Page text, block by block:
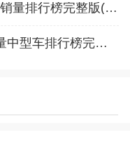
2023年9月全国国产MPV销量排行榜完整版(出口量
2025年11月全国MPV销量中型车排行榜完整版(零售量